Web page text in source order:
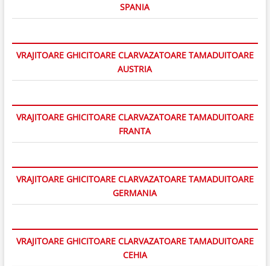
SPANIA
VRAJITOARE GHICITOARE CLARVAZATOARE TAMADUITOARE
AUSTRIA
VRAJITOARE GHICITOARE CLARVAZATOARE TAMADUITOARE
FRANTA
VRAJITOARE GHICITOARE CLARVAZATOARE TAMADUITOARE
GERMANIA
VRAJITOARE GHICITOARE CLARVAZATOARE TAMADUITOARE
CEHIA